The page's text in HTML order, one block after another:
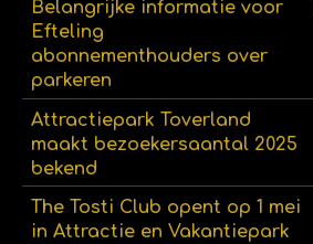
Belangrijke informatie voor
Efteling
abonnementhouders over
parkeren
Attractiepark Toverland
maakt bezoekersaantal 2025
bekend
The Tosti Club opent op 1 mei
in Attractie en Vakantiepark